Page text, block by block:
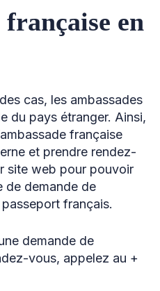
française en
cas, les ambassades
du pays étranger. Ainsi,
française
et prendre rendez-
site web pour pouvoir
de demande de
français.
demande de
vous, appelez au +